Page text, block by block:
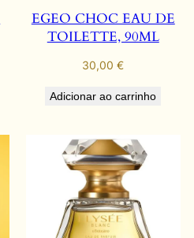
EGEO CHOC EAU DE
TOILETTE, 90ML
30,00€
Adicionar ao carrinho